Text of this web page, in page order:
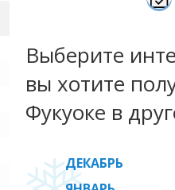
Выберите
вы хотите
Фукуоке в
ДЕКАБРЬ